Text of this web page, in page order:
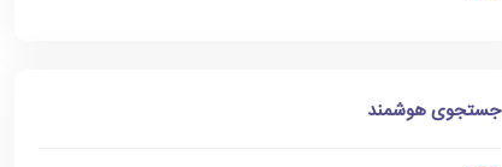
جستجوی هوشمند